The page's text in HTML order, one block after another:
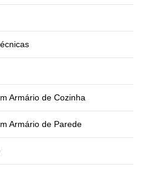
Armário de Cozinha
Armário de Parede